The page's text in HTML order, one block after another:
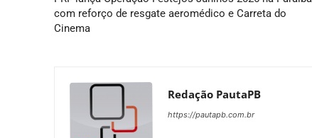
com reforço de resgate aeromédico e Carreta do
Cinema
Redação PautaPB
https://pautapb.com.br